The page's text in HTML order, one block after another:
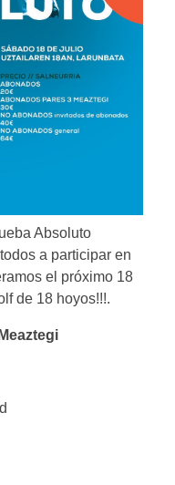
Absoluto
a participar en
el próximo 18
de 18 hoyos!!!.